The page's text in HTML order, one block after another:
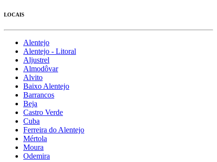
LOCAIS
Alentejo
Alentejo - Litoral
Aljustrel
Almodôvar
Alvito
Baixo Alentejo
Barrancos
Beja
Castro Verde
Cuba
Ferreira do Alentejo
Mértola
Moura
Odemira